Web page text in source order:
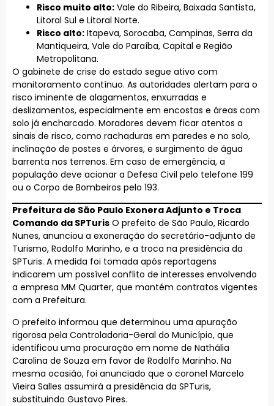
Risco muito alto: Vale do Ribeira, Baixada Santista,
Litoral Sul e Litoral Norte.
Risco alto: Itapeva, Sorocaba, Campinas, Serra da
Mantiqueira, Vale do Paraíba, Capital e Região
Metropolitana.
O gabinete de crise do estado segue ativo com
monitoramento contínuo. As autoridades alertam para o
risco iminente de alagamentos, enxurradas e
deslizamentos, especialmente em encostas e áreas com
solo já encharcado. Moradores devem ficar atentos a
sinais de risco, como rachaduras em paredes e no solo,
inclinação de postes e árvores, e surgimento de água
barrenta nos terrenos. Em caso de emergência, a
população deve acionar a Defesa Civil pelo telefone 199
ou o Corpo de Bombeiros pelo 193.
Prefeitura de São Paulo Exonera Adjunto e Troca
Comando da SPTuris O prefeito de São Paulo, Ricardo
Nunes, anunciou a exoneração do secretário-adjunto de
Turismo, Rodolfo Marinho, e a troca na presidência da
SPTuris. A medida foi tomada após reportagens
indicarem um possível conflito de interesses envolvendo
a empresa MM Quarter, que mantém contratos vigentes
com a Prefeitura.
O prefeito informou que determinou uma apuração
rigorosa pela Controladoria-Geral do Município, que
identificou uma procuração em nome de Nathália
Carolina de Souza em favor de Rodolfo Marinho. Na
mesma ocasião, foi anunciado que o coronel Marcelo
Vieira Salles assumirá a presidência da SPTuris,
substituindo Gustavo Pires.